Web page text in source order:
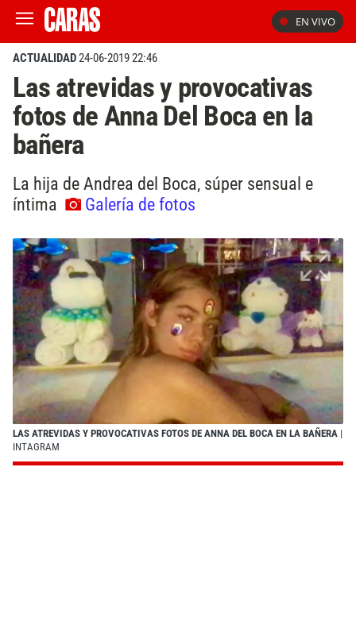
EN VIVO
ACTUALIDAD24-06-2019 22:46
Las atrevidas y provocativas
fotos de Anna Del Boca en la
bañera
La hija de Andrea del Boca, súper sensual e
íntima
Galería de fotos
LAS ATREVIDAS Y PROVOCATIVAS FOTOS DE ANNA DEL BOCA EN LA BAÑERA |
INTAGRAM